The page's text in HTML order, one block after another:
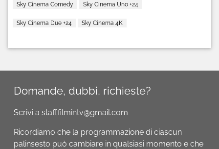
Sky Cinema Comedy Sky Cinema Uno +24
Sky Cinema Due +24 Sky Cinema 4K
Domande, dubbi, richieste?
Scrivi a staff.filmintv@gmail.com
Ricordiamo che la programmazione di ciascun
palinsesto può cambiare in qualsiasi momento e che